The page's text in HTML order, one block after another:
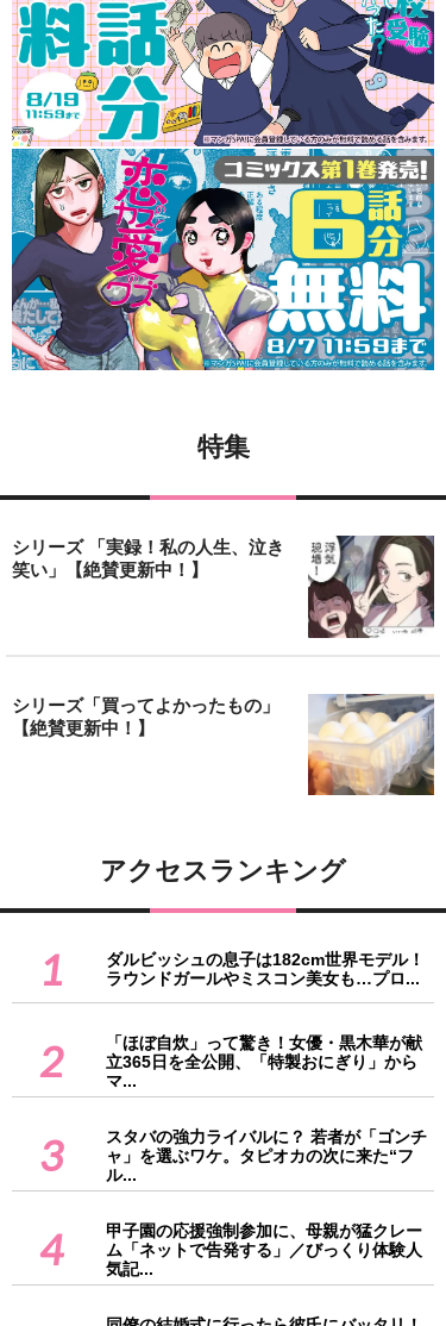
特集
シリーズ 「実録！私の人生、泣き
笑い」【絶賛更新中！】
シリーズ「買ってよかったもの」
【絶賛更新中！】
アクセスランキング
1
ダルビッシュの息子は182cm世界モデル！
ラウンドガールやミスコン美女も…プロ...
2
「ほぼ自炊」って驚き！女優・黒木華が献
立365日を全公開、「特製おにぎり」から
マ...
3
スタバの強力ライバルに？ 若者が「ゴンチ
ャ」を選ぶワケ。タピオカの次に来た“フ
ル...
4
甲子園の応援強制参加に、母親が猛クレー
ム「ネットで告発する」／びっくり体験人
気記...